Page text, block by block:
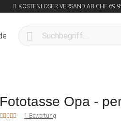
KOSTENLOSER VERSAND AB CHF
Fototasse Opa -
1 Bewertung